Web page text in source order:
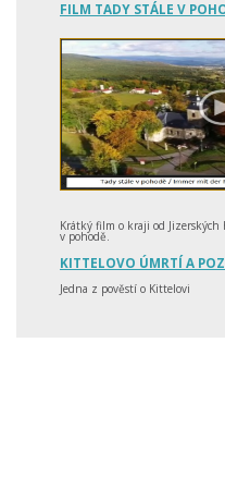
FILM TADY STÁLE V
Krátký film o kraji od Jizerských
v pohodě.
KITTELOVO ÚMRTÍ A
Jedna z pověstí o Kittelovi